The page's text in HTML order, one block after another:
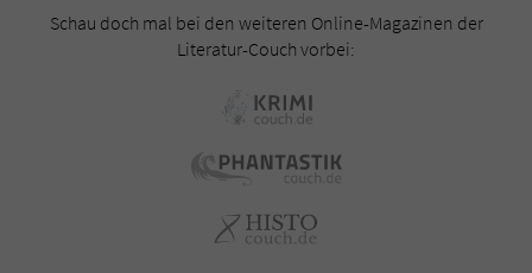
Schau doch mal bei den weiteren Online-Magazinen der
Literatur-Couch vorbei: